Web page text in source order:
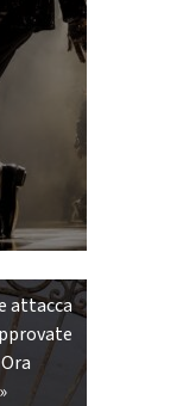
attacca